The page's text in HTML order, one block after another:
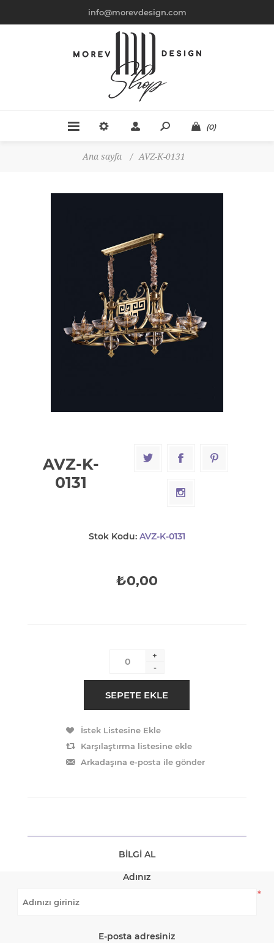
info@morevdesign.com
(0)
Ana sayfa / AVZ-K-0131
AVZ-K-
0131
Stok Kodu: AVZ-K-0131
₺0,00
+
-
BILGI AL
Adınız
*
E-posta adresiniz